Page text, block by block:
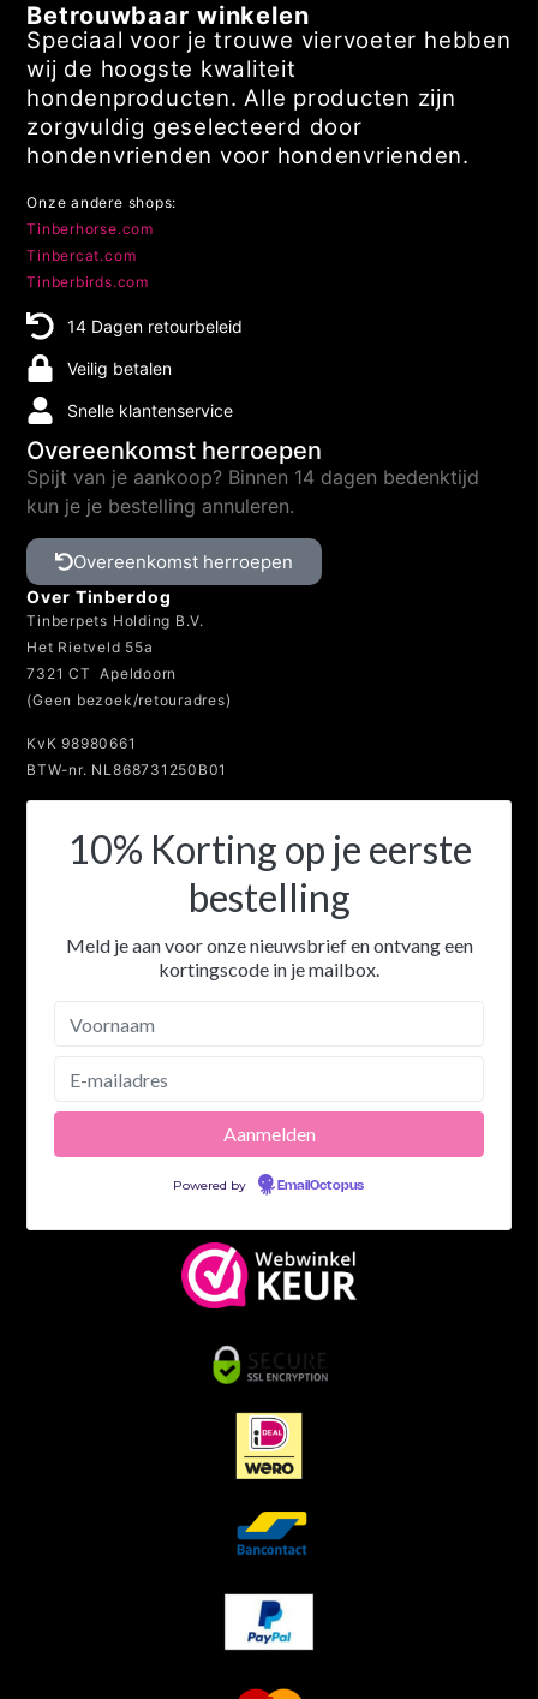
Betrouwbaar winkelen
Speciaal voor je trouwe viervoeter hebben
wij de hoogste kwaliteit
hondenproducten. Alle producten zijn
zorgvuldig geselecteerd door
hondenvrienden voor hondenvrienden.
Onze andere shops:
Tinberhorse.com
Tinbercat.com
Tinberbirds.com
14 Dagen retourbeleid
Veilig betalen
Snelle klantenservice
Overeenkomst herroepen
Spijt van je aankoop? Binnen 14 dagen bedenktijd
kun je je bestelling annuleren.
Overeenkomst herroepen
Over Tinberdog
Tinberpets Holding B.V.
Het Rietveld 55a
7321 CT Apeldoorn
(Geen bezoek/retouradres)
KvK 98980661
BTW-nr. NL868731250B01
10% Korting op je eerste
bestelling
Meld je aan voor onze nieuwsbrief en ontvang een
kortingscode in je mailbox.
Powered by EmailOctopus